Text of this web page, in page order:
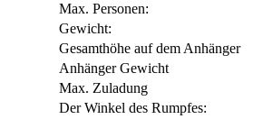
Max. Personen:
Gewicht:
Gesamthöhe auf dem Anhänger
Anhänger Gewicht
Max. Zuladung
Der Winkel des Rumpfes: